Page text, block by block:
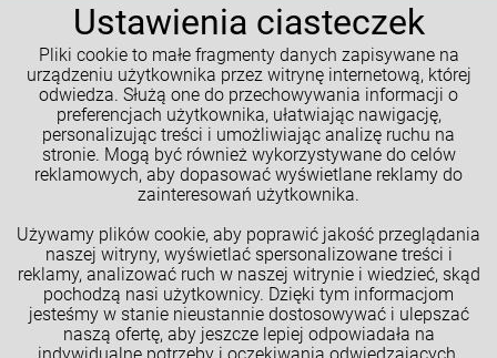
Ustawienia ciasteczek
Pliki cookie to małe fragmenty danych zapisywane na
urządzeniu użytkownika przez witrynę internetową, której
odwiedza. Służą one do przechowywania informacji o
preferencjach użytkownika, ułatwiając nawigację,
personalizując treści i umożliwiając analizę ruchu na
stronie. Mogą być również wykorzystywane do celów
reklamowych, aby dopasować wyświetlane reklamy do
zainteresowań użytkownika.
Używamy plików cookie, aby poprawić jakość przeglądania
naszej witryny, wyświetlać spersonalizowane treści i
reklamy, analizować ruch w naszej witrynie i wiedzieć, skąd
pochodzą nasi użytkownicy. Dzięki tym informacjom
jesteśmy w stanie nieustannie dostosowywać i ulepszać
naszą ofertę, aby jeszcze lepiej odpowiadała na
Programy lojalnościowe
Kalkulatory GM
Moje konto
Informacje o sklepie
NASZE SPOŁECZNOŚCI